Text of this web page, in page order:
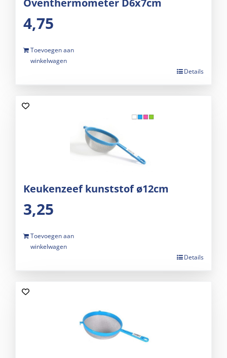
Oventhermometer D6x7cm
4,75
Toevoegen aan
winkelwagen
Details
Keukenzeef kunststof ø12cm
3,25
Toevoegen aan
winkelwagen
Details